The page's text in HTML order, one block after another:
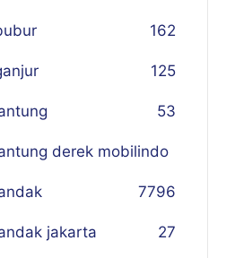
162
125
53
derek mobilindo
96
77
jakarta 27